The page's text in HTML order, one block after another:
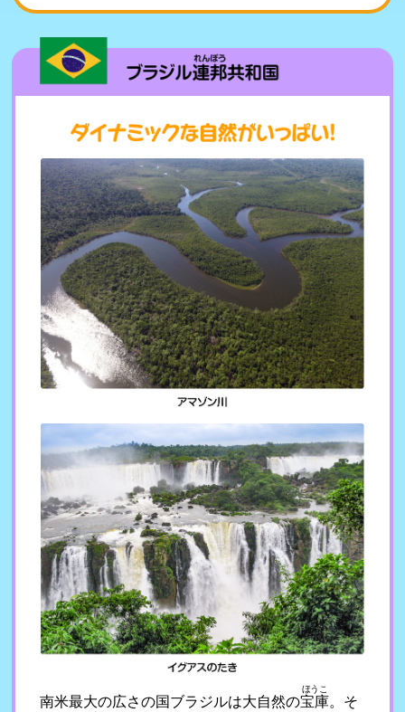
南米最大の広さの国ブラジルは大自然の宝庫
ほうこ
。そ